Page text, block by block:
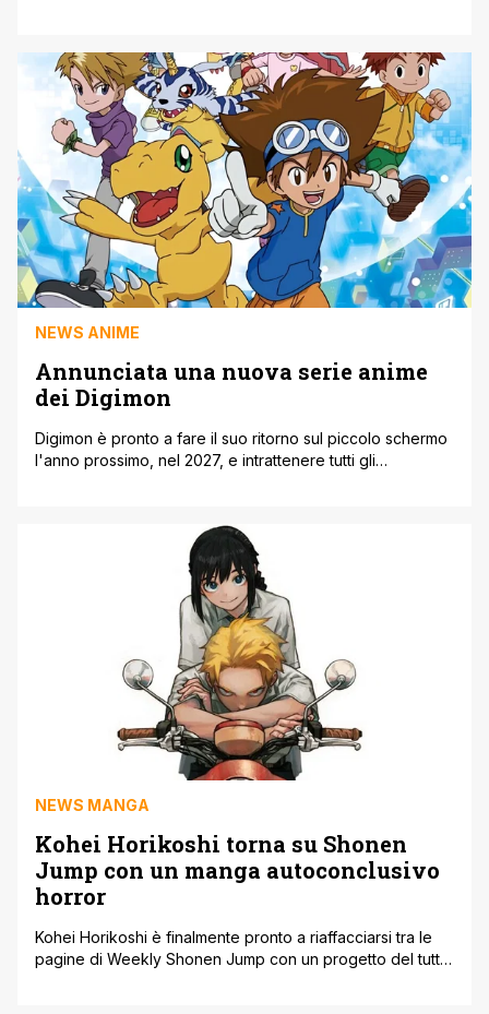
settima parte del manga scritto e disegnato da Hirohiko
Araki era in assoluto tra quelle più attese [']
NEWS ANIME
Annunciata una nuova serie anime
dei Digimon
Digimon è pronto a fare il suo ritorno sul piccolo schermo
l'anno prossimo, nel 2027, e intrattenere tutti gli
che permette a tutti gli appassionati di rivivere i momenti
più iconici della serie. Questo nuovo progetto [']
NEWS MANGA
Kohei Horikoshi torna su Shonen
Jump con un manga autoconclusivo
horror
Kohei Horikoshi è finalmente pronto a riaffacciarsi tra le
pagine di Weekly Shonen Jump con un progetto del tutto